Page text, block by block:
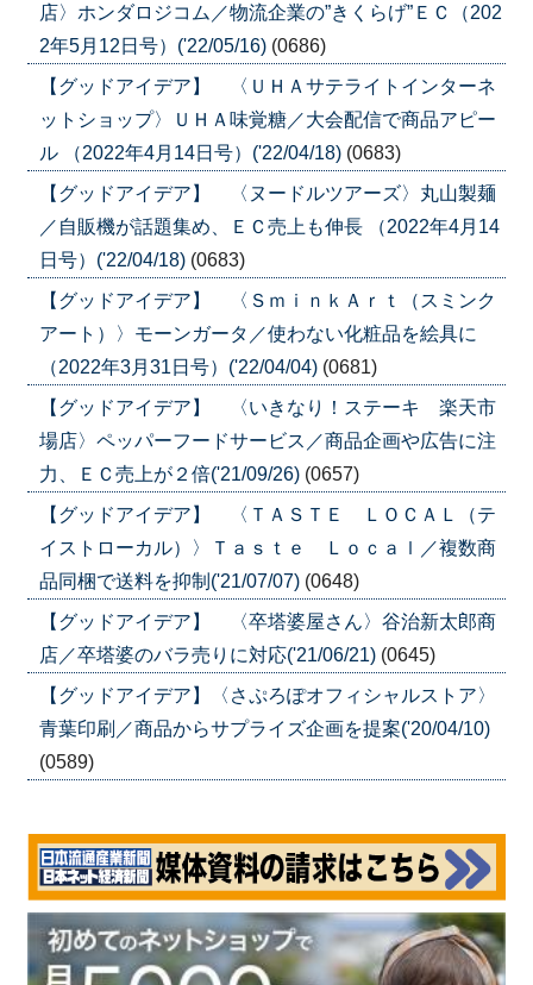
店〉ホンダロジコム／物流企業の”きくらげ”ＥＣ（202
2年5月12日号）('22/05/16) (0686)
【グッドアイデア】 〈ＵＨＡサテライトインターネ
ットショップ〉ＵＨＡ味覚糖／大会配信で商品アピー
ル （2022年4月14日号）('22/04/18) (0683)
【グッドアイデア】 〈ヌードルツアーズ〉丸山製麺
／自販機が話題集め、ＥＣ売上も伸長 （2022年4月14
日号）('22/04/18) (0683)
【グッドアイデア】 〈ＳｍｉｎｋＡｒｔ（スミンク
アート）〉モーンガータ／使わない化粧品を絵具に
（2022年3月31日号）('22/04/04) (0681)
【グッドアイデア】 〈いきなり！ステーキ 楽天市
場店〉ペッパーフードサービス／商品企画や広告に注
力、ＥＣ売上が２倍('21/09/26) (0657)
【グッドアイデア】 〈ＴＡＳＴＥ ＬＯＣＡＬ（テ
イストローカル）〉Ｔａｓｔｅ Ｌｏｃａｌ／複数商
品同梱で送料を抑制('21/07/07) (0648)
【グッドアイデア】 〈卒塔婆屋さん〉谷治新太郎商
店／卒塔婆のバラ売りに対応('21/06/21) (0645)
【グッドアイデア】〈さぷろぽオフィシャルストア〉
青葉印刷／商品からサプライズ企画を提案('20/04/10)
(0589)